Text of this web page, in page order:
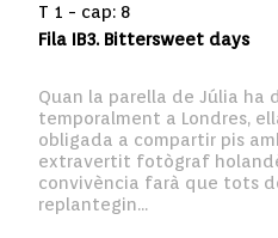
T 1 - cap: 8
Fila IB3. Bittersweet days
Quan la parella de Júlia ha
temporalment a Londres,
obligada a compartir pis
extravertit fotògraf
convivència farà que tots
replantegin...